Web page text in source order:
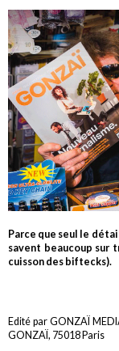
Parce que seul le
savent beaucoup sur
cuisson des biftecks).
Edité par GONZAÏ
GONZAÏ, 75018 Paris